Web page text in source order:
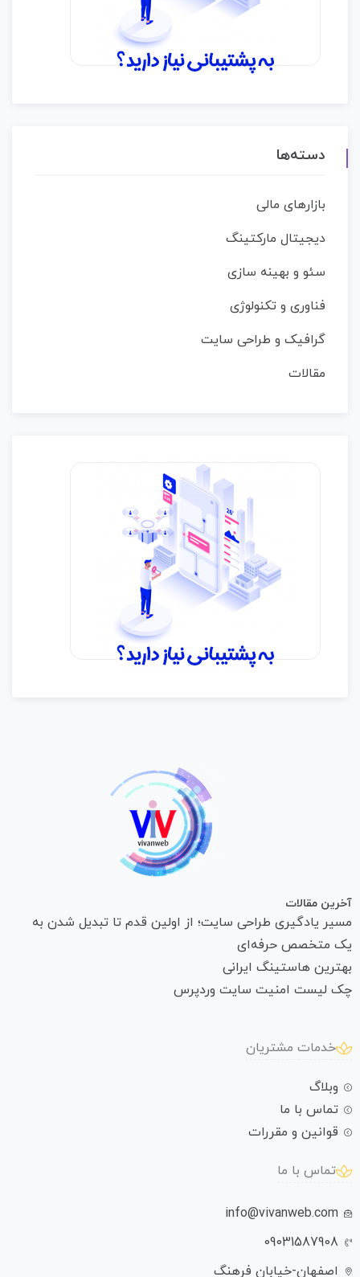
دسته‌ها
بازارهای مالی
دیجیتال مارکتینگ
سئو و بهینه سازی
فناوری و تکنولوژی
گرافیک و طراحی سایت
مقالات
آخرین مقالات
مسیر یادگیری طراحی سایت؛ از اولین قدم تا تبدیل شدن به
یک متخصص حرفه‌ای
بهترین هاستینگ ایرانی
چک لیست امنیت سایت وردپرس
خدمات مشتریان
وبلاگ
تماس با ما
قوانین و مقررات
تماس با ما
info@vivanweb.com
09031587908
اصفهان-خیابان فرهنگ